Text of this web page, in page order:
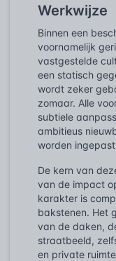
Werkwijze
Binnen een
voornamelijk
vastgestelde
een statisch
wordt zeker
zomaar. Alle
subtiele
ambitieus
worden
De kern van
van de impact
karakter is
bakstenen. Het
van de daken,
straatbeeld,
en private